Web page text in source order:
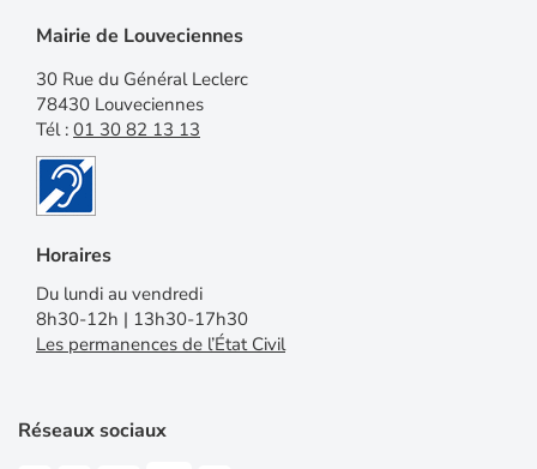
Mairie de Louveciennes
30 Rue du Général Leclerc
78430 Louveciennes
Tél : 01 30 82 13 13
Horaires
Du lundi au vendredi
8h30-12h | 13h30-17h30
Les permanences de l’État Civil
Réseaux sociaux